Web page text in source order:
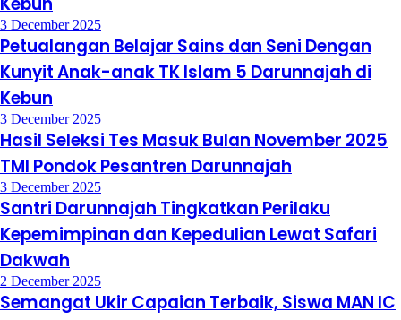
3 December 2025
Petualangan Belajar Sains dan Seni Dengan
Kunyit Anak-anak TK Islam 5 Darunnajah di
Kebun
3 December 2025
Hasil Seleksi Tes Masuk Bulan November 2025
TMI Pondok Pesantren Darunnajah
3 December 2025
Santri Darunnajah Tingkatkan Perilaku
Kepemimpinan dan Kepedulian Lewat Safari
Dakwah
2 December 2025
Semangat Ukir Capaian Terbaik, Siswa MAN IC